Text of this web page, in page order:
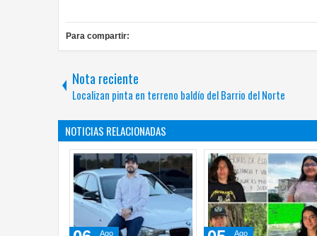
Para compartir:
Nota reciente
Localizan pinta en terreno baldío del Barrio del Norte
NOTICIAS RELACIONADAS
Jul
Jul